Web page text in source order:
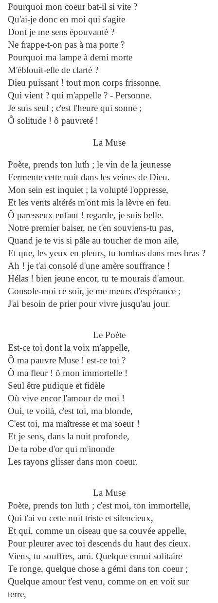
Pourquoi mon coeur bat-il si vite ?
Qu'ai-je donc en moi qui s'agite
Dont je me sens épouvanté ?
Ne frappe-t-on pas à ma porte ?
Pourquoi ma lampe à demi morte
M'éblouit-elle de clarté ?
Dieu puissant ! tout mon corps frissonne.
Qui vient ? qui m'appelle ? - Personne.
Je suis seul ; c'est l'heure qui sonne ;
Ô solitude ! ô pauvreté !
La Muse
Poète, prends ton luth ; le vin de la jeunesse
Fermente cette nuit dans les veines de Dieu.
Mon sein est inquiet ; la volupté l'oppresse,
Et les vents altérés m'ont mis la lèvre en feu.
Ô paresseux enfant ! regarde, je suis belle.
Notre premier baiser, ne t'en souviens-tu pas,
Quand je te vis si pâle au toucher de mon aile,
Et que, les yeux en pleurs, tu tombas dans mes bras ?
Ah ! je t'ai consolé d'une amère souffrance !
Hélas ! bien jeune encor, tu te mourais d'amour.
Console-moi ce soir, je me meurs d'espérance ;
J'ai besoin de prier pour vivre jusqu'au jour.
Le Poète
Est-ce toi dont la voix m'appelle,
Ô ma pauvre Muse ! est-ce toi ?
Ô ma fleur ! ô mon immortelle !
Seul être pudique et fidèle
Où vive encor l'amour de moi !
Oui, te voilà, c'est toi, ma blonde,
C'est toi, ma maîtresse et ma soeur !
Et je sens, dans la nuit profonde,
De ta robe d'or qui m'inonde
Les rayons glisser dans mon coeur.
La Muse
Poète, prends ton luth ; c'est moi, ton immortelle,
Qui t'ai vu cette nuit triste et silencieux,
Et qui, comme un oiseau que sa couvée appelle,
Pour pleurer avec toi descends du haut des cieux.
Viens, tu souffres, ami. Quelque ennui solitaire
Te ronge, quelque chose a gémi dans ton coeur ;
Quelque amour t'est venu, comme on en voit sur
terre,